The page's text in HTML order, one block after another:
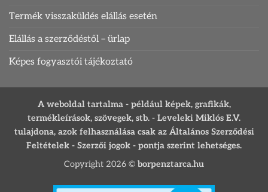
Termék visszaküldés elállás esetén
Elállás a szerződéstől – ürlap
Képes fogyasztói tájékoztató
A weboldal tartalma - például képek, grafikák,
termékleírások, szövegek, stb. - Leveleki Miklós E.V.
tulajdona, azok felhasználása csak az Általános Szerződési
Feltételek - Szerzői jogok - pontja szerint lehetséges.
Copyright 2026 © borpenztarca.hu